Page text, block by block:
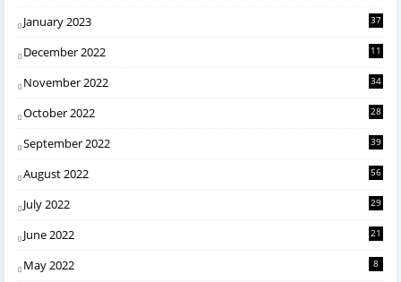
January 2023 37
December 2022 11
November 2022 34
October 2022 28
September 2022 39
August 2022 56
July 2022 29
June 2022 21
May 2022 8